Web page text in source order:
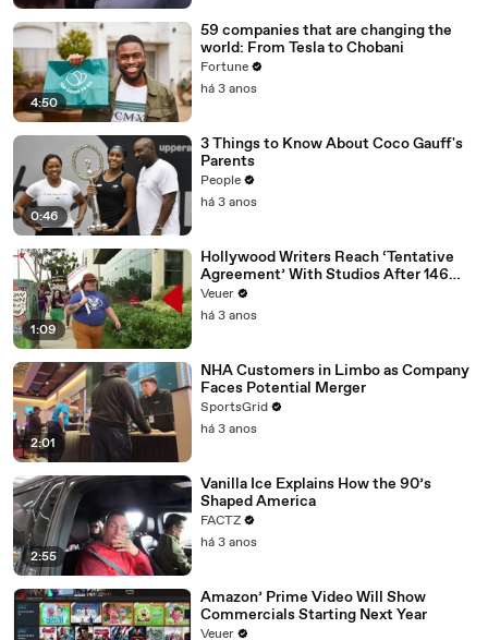
4:50
59 companies that are changing the
world: From Tesla to Chobani
Fortune
há 3 anos
0:46
3 Things to Know About Coco Gauff's
Parents
People
há 3 anos
1:09
Hollywood Writers Reach ‘Tentative
Agreement’ With Studios After 146
Day Strike
Veuer
há 3 anos
2:01
NHA Customers in Limbo as Company
Faces Potential Merger
SportsGrid
há 3 anos
2:55
Vanilla Ice Explains How the 90’s
Shaped America
FACTZ
há 3 anos
Amazon’ Prime Video Will Show
Commercials Starting Next Year
Veuer